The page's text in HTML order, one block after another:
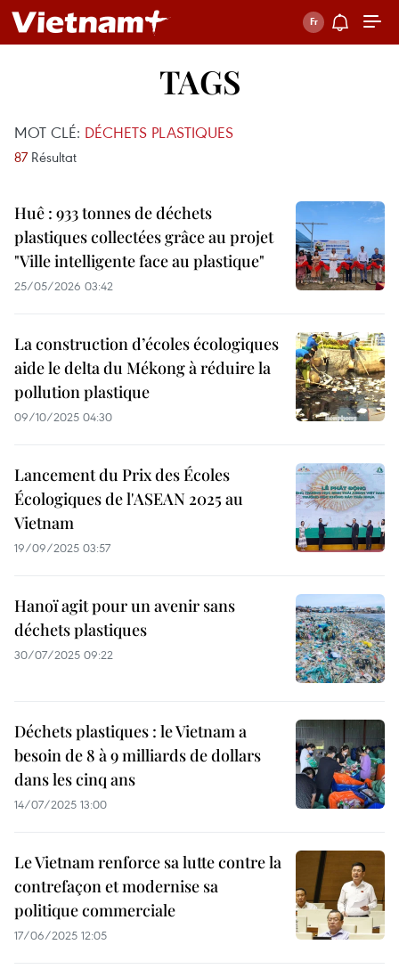
TAGS
MOT CLÉ: DÉCHETS PLASTIQUES
87 Résultat
Huê : 933 tonnes de déchets
plastiques collectées grâce au projet
"Ville intelligente face au plastique"
25/05/2026 03:42
La construction d’écoles écologiques
aide le delta du Mékong à réduire la
pollution plastique
09/10/2025 04:30
Lancement du Prix des Écoles
Écologiques de l'ASEAN 2025 au
Vietnam
19/09/2025 03:57
Hanoï agit pour un avenir sans
déchets plastiques
30/07/2025 09:22
Déchets plastiques : le Vietnam a
besoin de 8 à 9 milliards de dollars
dans les cinq ans
14/07/2025 13:00
Le Vietnam renforce sa lutte contre la
contrefaçon et modernise sa
politique commerciale
17/06/2025 12:05